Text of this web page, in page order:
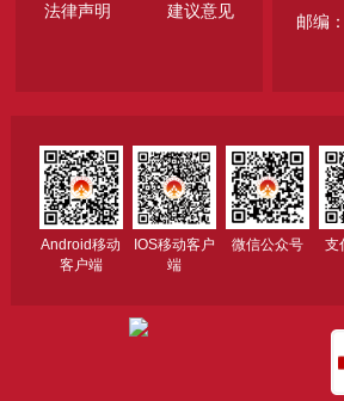
法律声明
建议意见
邮编
Android移动
客户端
IOS移动客户
端
微信公众号
支